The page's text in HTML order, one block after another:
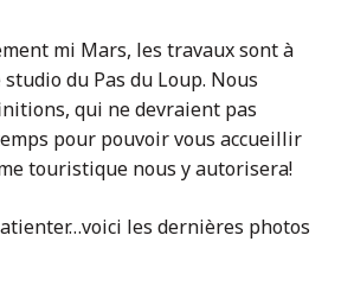
mi Mars, les travaux sont à
du Pas du Loup. Nous
qui ne devraient pas
pour pouvoir vous accueillir
touristique nous y autorisera!
les dernières photos